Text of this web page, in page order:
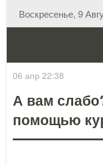
Воскресенье, 9
06 апр 22:38
А вам
помощью